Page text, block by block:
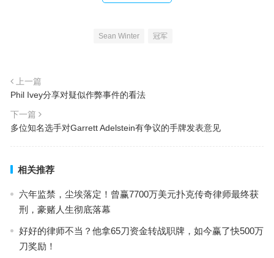
Sean Winter 冠军
上一篇
Phil Ivey分享对疑似作弊事件的看法
下一篇
多位知名选手对Garrett Adelstein有争议的手牌发表意见
相关推荐
六年监禁，尘埃落定！曾赢7700万美元扑克传奇律师最终获
刑，豪赌人生彻底落幕
好好的律师不当？他拿65刀资金转战职牌，如今赢了快500万
刀奖励！